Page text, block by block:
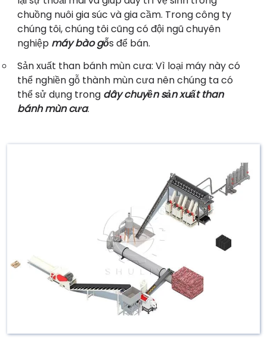
chuồng nuôi gia súc và gia cầm. Trong công ty
chúng tôi, chúng tôi cũng có đội ngũ chuyên
nghiệp máy bào gỗs để bán.
Sản xuất than bánh mùn cưa: Vì loại máy này có
thể nghiền gỗ thành mùn cưa nên chúng ta có
thể sử dụng trong dây chuyền sản xuất than
bánh mùn cưa.